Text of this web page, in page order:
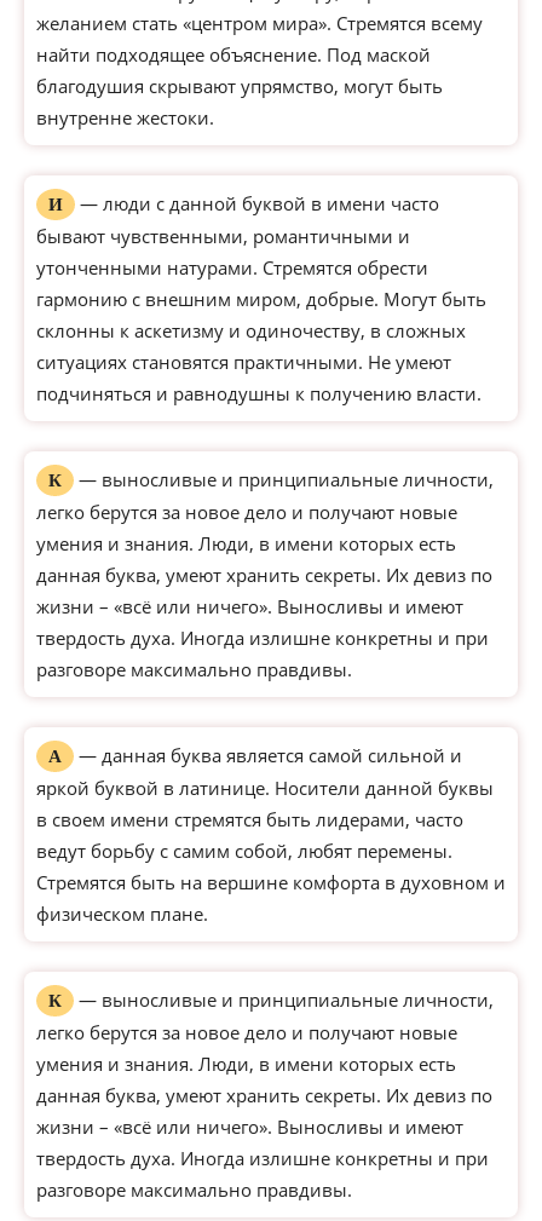
желанием стать «центром мира». Стремятся всему
найти подходящее объяснение. Под маской
благодушия скрывают упрямство, могут быть
внутренне жестоки.
И
— люди с данной буквой в имени часто
бывают чувственными, романтичными и
утонченными натурами. Стремятся обрести
гармонию с внешним миром, добрые. Могут быть
склонны к аскетизму и одиночеству, в сложных
ситуациях становятся практичными. Не умеют
подчиняться и равнодушны к получению власти.
К
— выносливые и принципиальные личности,
легко берутся за новое дело и получают новые
умения и знания. Люди, в имени которых есть
данная буква, умеют хранить секреты. Их девиз по
жизни – «всё или ничего». Выносливы и имеют
твердость духа. Иногда излишне конкретны и при
разговоре максимально правдивы.
А
— данная буква является самой сильной и
яркой буквой в латинице. Носители данной буквы
в своем имени стремятся быть лидерами, часто
ведут борьбу с самим собой, любят перемены.
Стремятся быть на вершине комфорта в духовном и
физическом плане.
К
— выносливые и принципиальные личности,
легко берутся за новое дело и получают новые
умения и знания. Люди, в имени которых есть
данная буква, умеют хранить секреты. Их девиз по
жизни – «всё или ничего». Выносливы и имеют
твердость духа. Иногда излишне конкретны и при
разговоре максимально правдивы.